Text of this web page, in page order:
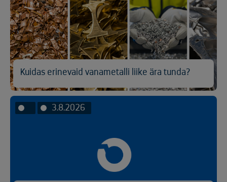
Kuidas erinevaid vanametalli liike ära tunda?
3.8.2026